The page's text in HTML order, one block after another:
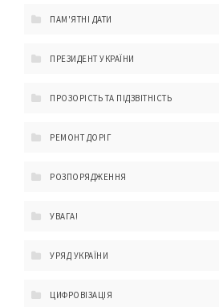
ПАМ'ЯТНІ ДАТИ
ПРЕЗИДЕНТ УКРАЇНИ
ПРОЗОРІСТЬ ТА ПІДЗВІТНІСТЬ
РЕМОНТ ДОРІГ
РОЗПОРЯДЖЕННЯ
УВАГА!
УРЯД УКРАЇНИ
ЦИФРОВІЗАЦІЯ